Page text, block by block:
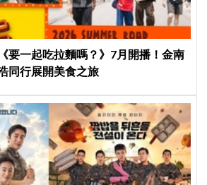
要一起吃拉麵嗎？》7月開播！金南
同行展開美食之旅